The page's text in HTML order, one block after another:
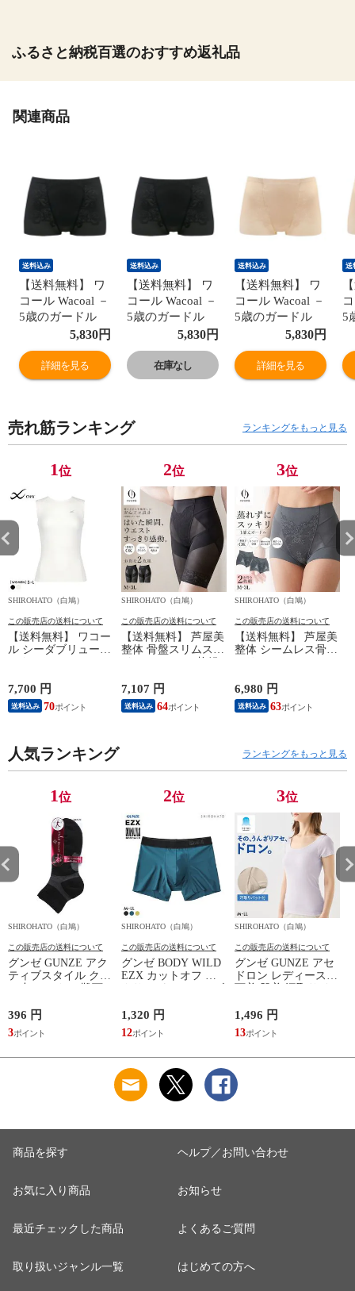
ふるさと納税百選のおすすめ返礼品
関連商品
送料込み
【送料無料】 ワ
コール Wacoal －
5歳のガードル
ジャストウエス
ト ショート丈 ヒ
ップアップ ガー
ドル パンツ 大き
5,830円
詳細を見る
送料込み
【送料無料】 ワ
コール Wacoal －
5歳のガードル
ジャストウエス
ト ショート丈 ヒ
ップアップ ガー
ドル パンツ 大き
5,830円
在庫なし
送料込み
【送料無料】 ワ
コール Wacoal －
5歳のガードル
ジャストウエス
ト ショート丈 ヒ
ップアップ ガー
ドル パンツ 大き
5,830円
詳細を見る
送
5
売れ筋ランキング ランキングをもっと見る
1位
SHIROHATO（白鳩）
この販売店の送料について
【送料無料】 ワコー
ル シーダブリューエ
柔流 ノースリーブ
トップス タンクトッ
プ Uネック JAY390
7,700 円
送料込み 70
2位
SHIROHATO（白鳩）
この販売店の送料について
【送料無料】 芦屋美
整体 骨盤スリムスタ
矯正 骨盤補正 補正
下着 シームレス レ
ディース
7,107 円
送料込み 64
3位
SHIROHATO（白鳩）
この販売店の送料について
【送料無料】 芦屋美
整体 シームレス骨盤
ガードル 骨盤矯正
骨盤補正 補正下着
シームレス レディー
6,980 円
送料込み 63
人気ランキング ランキングをもっと見る
1位
SHIROHATO（白鳩）
この販売店の送料について
グンゼ GUNZE アク
ティブスタイル クル
ソックス
396 円
3
2位
SHIROHATO（白鳩）
この販売店の送料について
グンゼ BODY WILD
EZX カットオフ ボ
GUNZE ボディワイ
ルド イージーエック
ス
1,320 円
12
3位
SHIROHATO（白鳩）
この販売店の送料について
グンゼ GUNZE アセ
ドロン レディース
ーシャツ 吸汗速乾
1,496 円
13
商品を探す
お気に入り商品
最近チェックした商品
取り扱いジャンル一覧
ヘルプ／お問い合わせ
お知らせ
よくあるご質問
はじめての方へ